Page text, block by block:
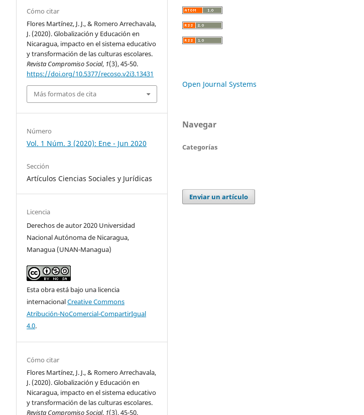
Cómo citar
Flores Martínez, J. J., & Romero Arrechavala,
J. (2020). Globalización y Educación en
Nicaragua, impacto en el sistema educativo
y transformación de las culturas escolares.
Revista Compromiso Social, 1(3), 45-50.
https://doi.org/10.5377/recoso.v2i3.13431
Más formatos de cita
Número
Vol. 1 Núm. 3 (2020): Ene - Jun 2020
Sección
Artículos Ciencias Sociales y Jurídicas
Licencia
Derechos de autor 2020 Universidad
Nacional Autónoma de Nicaragua,
Managua (UNAN-Managua)
Esta obra está bajo una licencia
internacionalCreative Commons
Atribución-NoComercial-CompartirIgual
4.0.
Cómo citar
Flores Martínez, J. J., & Romero Arrechavala,
J. (2020). Globalización y Educación en
Nicaragua, impacto en el sistema educativo
y transformación de las culturas escolares.
Revista Compromiso Social, 1(3), 45-50.
Open Journal Systems
Navegar
Categorías
Enviar un artículo